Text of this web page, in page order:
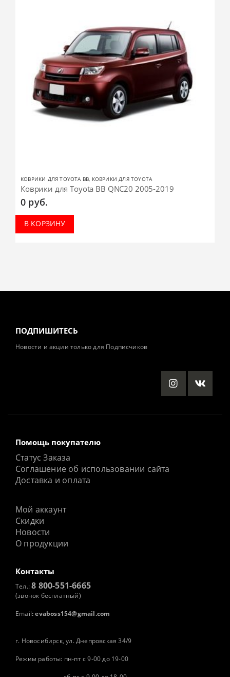
КОВРИКИ ДЛЯ TOYOTA BB, КОВРИКИ ДЛЯ TOYOTA
Коврики для Toyota BB QNC20 2005-2019
0 руб.
В КОРЗИНУ
ПОДПИШИТЕСЬ
Новости и акции только для Подписчиков
Помощь покупателю
Статус Заказа
Соглашение об использовании сайта
Доставка и оплата
Мой аккаунт
Скидки
Новости
О продукции
Контакты
Тел.:8 800-551-6665
(звонок бесплатный)
Email: evaboss154@gmail.com
г. Новосибирск, ул. Днепровская 34/9
Режим работы: пн-пт с 9-00 до 19-00